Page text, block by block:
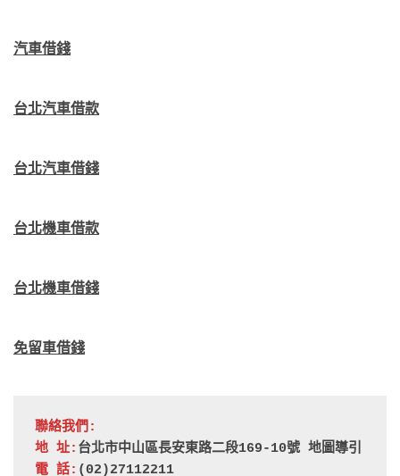
汽車借錢
台北汽車借款
台北汽車借錢
台北機車借款
台北機車借錢
免留車借錢
聯絡我們:
地 址: 台北市中山區長安東路二段169-10號 地圖導引
電 話: (02)27112211